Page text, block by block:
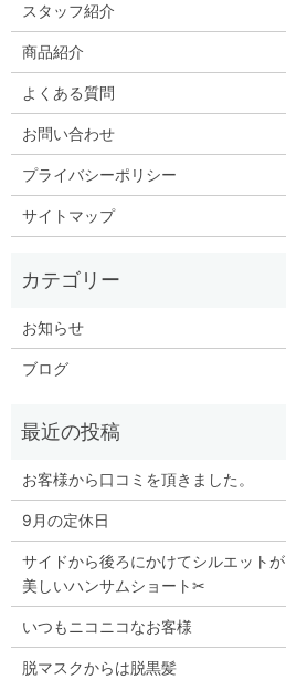
スタッフ紹介
商品紹介
よくある質問
お問い合わせ
プライバシーポリシー
サイトマップ
お知らせ
ブログ
お客様から口コミを頂きました。
9月の定休日
サイドから後ろにかけてシルエットが
美しいハンサムショート✂︎
いつもニコニコなお客様
脱マスクからは脱黒髪